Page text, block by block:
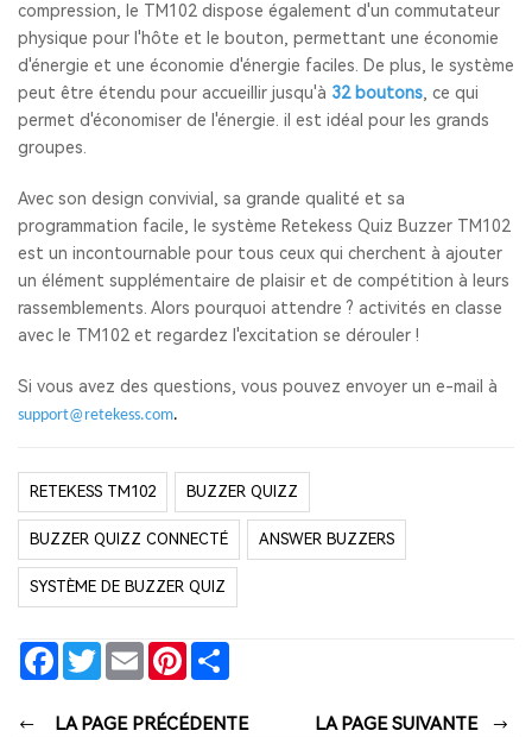
compression, le TM102 dispose également d'un commutateur
physique pour l'hôte et le bouton, permettant une économie
d'énergie et une économie d'énergie faciles. De plus, le système
peut être étendu pour accueillir jusqu'à 32 boutons, ce qui
permet d'économiser de l'énergie. il est idéal pour les grands
groupes.
Avec son design convivial, sa grande qualité et sa
programmation facile, le système Retekess Quiz Buzzer TM102
est un incontournable pour tous ceux qui cherchent à ajouter
un élément supplémentaire de plaisir et de compétition à leurs
rassemblements. Alors pourquoi attendre ? activités en classe
avec le TM102 et regardez l'excitation se dérouler !
Si vous avez des questions, vous pouvez envoyer un e-mail à
support@retekess.com.
RETEKESS TM102 BUZZER QUIZZ
BUZZER QUIZZ CONNECTÉ ANSWER BUZZERS
SYSTÈME DE BUZZER QUIZ
FacebookTwitterEmail Pinterest
LA PAGE PRÉCÉDENTE LA PAGE SUIVANTE